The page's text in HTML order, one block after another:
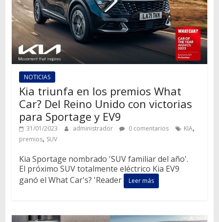
NOTICIAS
Kia triunfa en los premios What
Car? Del Reino Unido con victorias
para Sportage y EV9
31/01/2023 administrador 0 comentarios KIA,
premios, SUV
Kia Sportage nombrado 'SUV familiar del año'.
El próximo SUV totalmente eléctrico Kia EV9
ganó el What Car's? 'Reader
Leer más